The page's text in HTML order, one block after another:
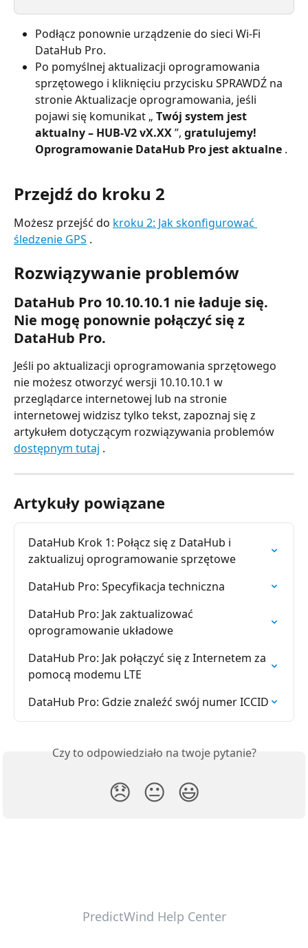
Podłącz ponownie urządzenie do sieci Wi-Fi
DataHub Pro.
Po pomyślnej aktualizacji oprogramowania
sprzętowego i kliknięciu przycisku SPRAWDŹ na
stronie Aktualizacje oprogramowania, jeśli
pojawi się komunikat „ Twój system jest
aktualny – HUB-V2 vX.XX ”, gratulujemy!
Oprogramowanie DataHub Pro jest aktualne .
Przejdź do kroku 2
Możesz przejść do kroku 2: Jak skonfigurować
śledzenie GPS .
Rozwiązywanie problemów
DataHub Pro 10.10.10.1 nie ładuje się.
Nie mogę ponownie połączyć się z
DataHub Pro.
Jeśli po aktualizacji oprogramowania sprzętowego
nie możesz otworzyć wersji 10.10.10.1 w
przeglądarce internetowej lub na stronie
internetowej widzisz tylko tekst, zapoznaj się z
artykułem dotyczącym rozwiązywania problemów
dostępnym tutaj .
Artykuły powiązane
DataHub Krok 1: Połącz się z DataHub i
zaktualizuj oprogramowanie sprzętowe
DataHub Pro: Specyfikacja techniczna
DataHub Pro: Jak zaktualizować
oprogramowanie układowe
DataHub Pro: Jak połączyć się z Internetem za
pomocą modemu LTE
DataHub Pro: Gdzie znaleźć swój numer ICCID
Czy to odpowiedziało na twoje pytanie?
😞 😐 😃
PredictWind Help Center